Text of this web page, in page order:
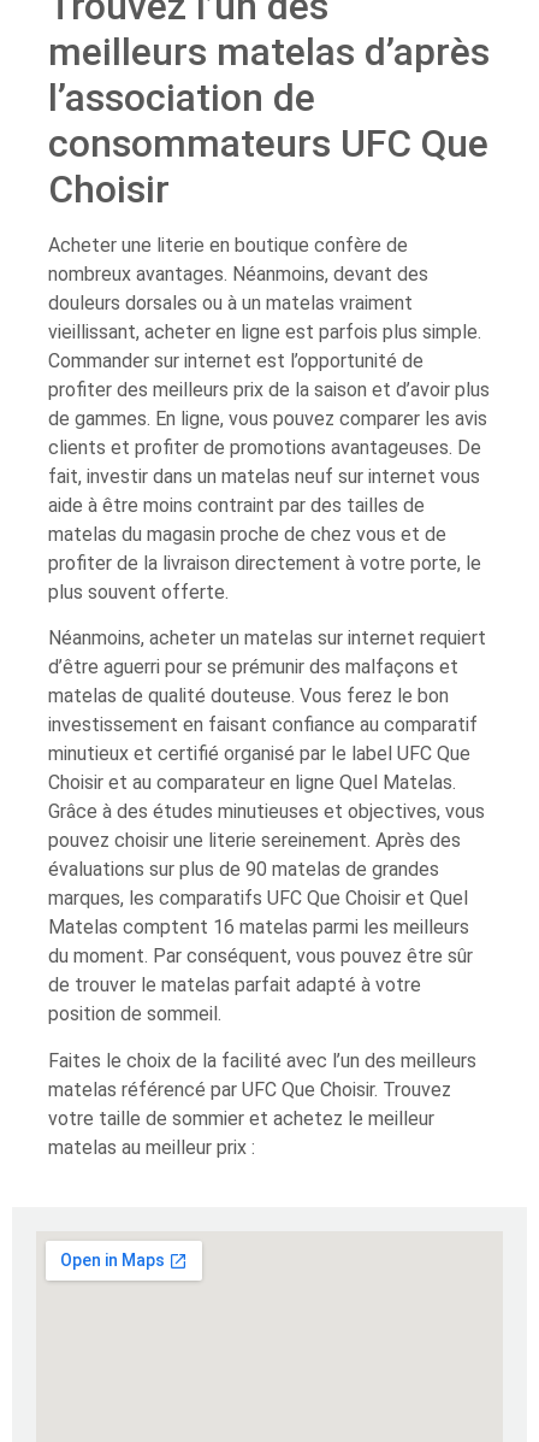
meilleurs matelas d’après
l’association de
consommateurs UFC Que
Choisir
Acheter une literie en boutique confère de
nombreux avantages. Néanmoins, devant des
douleurs dorsales ou à un matelas vraiment
vieillissant, acheter en ligne est parfois plus simple.
Commander sur internet est l’opportunité de
profiter des meilleurs prix de la saison et d’avoir plus
de gammes. En ligne, vous pouvez comparer les avis
clients et profiter de promotions avantageuses. De
fait, investir dans un matelas neuf sur internet vous
aide à être moins contraint par des tailles de
matelas du magasin proche de chez vous et de
profiter de la livraison directement à votre porte, le
plus souvent offerte.
Néanmoins, acheter un matelas sur internet requiert
d’être aguerri pour se prémunir des malfaçons et
matelas de qualité douteuse. Vous ferez le bon
investissement en faisant confiance au comparatif
minutieux et certifié organisé par le label UFC Que
Choisir et au comparateur en ligne Quel Matelas.
Grâce à des études minutieuses et objectives, vous
pouvez choisir une literie sereinement. Après des
évaluations sur plus de 90 matelas de grandes
marques, les comparatifs UFC Que Choisir et Quel
Matelas comptent 16 matelas parmi les meilleurs
du moment. Par conséquent, vous pouvez être sûr
de trouver le matelas parfait adapté à votre
position de sommeil.
Faites le choix de la facilité avec l’un des meilleurs
matelas référencé par UFC Que Choisir. Trouvez
votre taille de sommier et achetez le meilleur
matelas au meilleur prix :